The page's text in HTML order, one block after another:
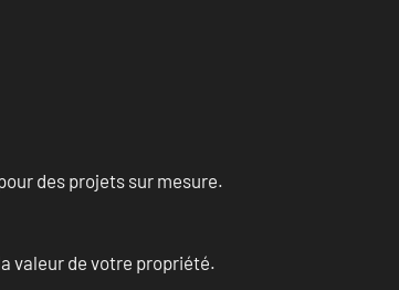
des projets sur mesure.
valeur de votre propriété.